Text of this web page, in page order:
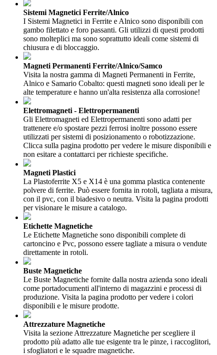
Sistemi Magnetici Ferrite/Alnico
I Sistemi Magnetici in Ferrite e Alnico sono disponibili con
gambo filettato e foro passanti. Gli utilizzi di questi prodotti
sono molteplici ma sono soprattutto ideali come sistemi di
chiusura e di bloccaggio.
Magneti Permanenti Ferrite/Alnico/Samco
Visita la nostra gamma di Magneti Permanenti in Ferrite,
Alnico e Samario Cobalto: questi magneti sono ideali per le
alte temperature e hanno un'alta resistenza alla corrosione!
Elettromagneti - Elettropermanenti
Gli Elettromagneti ed Elettropermanenti sono adatti per
trattenere e/o spostare pezzi ferrosi inoltre possono essere
utilizzati per sistemi di posizionamento o robotizzazione.
Clicca sulla pagina prodotto per vedere le misure disponibili e
non esitare a contattarci per richieste specifiche.
Magneti Plastici
La Plastoferrite X5 e X14 è una gomma plastica contenente
polvere di ferrite. Può essere fornita in rotoli, tagliata a misura,
con il pvc, con il biadesivo o neutra. Visita la pagina prodotti
per visionare le misure a catalogo.
Etichette Magnetiche
Le Etichette Magnetiche sono disponibili complete di
cartoncino e Pvc, possono essere tagliate a misura o vendute
direttamente in rotoli.
Buste Magnetiche
Le Buste Magnetiche fornite dalla nostra azienda sono ideali
come portadocumenti all'interno di magazzini e processi di
produzione. Visita la pagina prodotto per vedere i colori
disponibili e le misure prodotte.
Attrezzature Magnetiche
Visita la sezione Attrezzature Magnetiche per scegliere il
prodotto più adatto alle tue esigente tra le pinze, i raccoglitori,
i sfogliatori e le squadre magnetiche.